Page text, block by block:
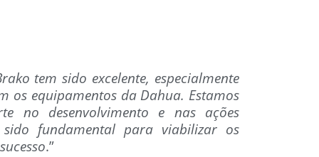
tem sido excelente, especialmente
os equipamentos da Dahua. Estamos
no desenvolvimento e nas ações
fundamental para viabilizar os
.”